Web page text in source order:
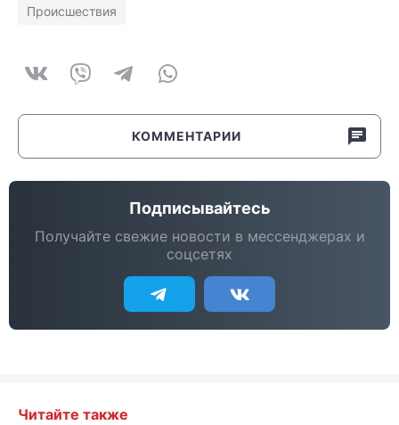
Происшествия
КОММЕНТАРИИ
Подписывайтесь
Получайте свежие новости в мессенджерах и
соцсетях
Читайте также